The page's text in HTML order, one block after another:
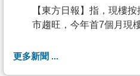
【東方日報】指，現樓
市趨旺，今年首7個月現
更多新聞 ...